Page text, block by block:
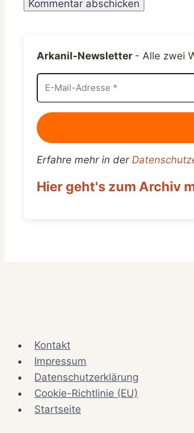
Arkanil-Newsletter - Alle zwei
Erfahre mehr in der
Hier geht's zum Archiv
Kontakt
Impressum
Datenschutzerklärung
Cookie-Richtlinie (EU)
Startseite